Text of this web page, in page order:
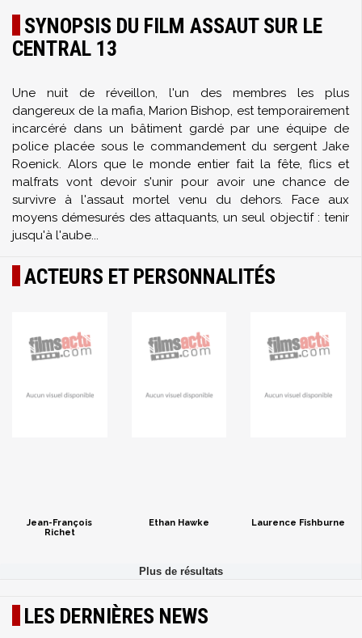
SYNOPSIS DU FILM ASSAUT SUR LE
CENTRAL 13
Une nuit de réveillon, l'un des membres les plus
dangereux de la mafia, Marion Bishop, est temporairement
incarcéré dans un bâtiment gardé par une équipe de
police placée sous le commandement du sergent Jake
Roenick. Alors que le monde entier fait la fête, flics et
malfrats vont devoir s'unir pour avoir une chance de
survivre à l'assaut mortel venu du dehors. Face aux
moyens démesurés des attaquants, un seul objectif : tenir
jusqu'à l'aube...
ACTEURS ET PERSONNALITÉS
Jean-François
Richet
Ethan Hawke Laurence Fishburne
LES DERNIÈRES NEWS